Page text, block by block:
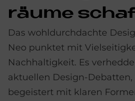
räu­me
Das wohldurchdachte
Neo punktet mit
Nachhaltigkeit. Es
aktuellen Design-Debatten,
begeistert mit klaren